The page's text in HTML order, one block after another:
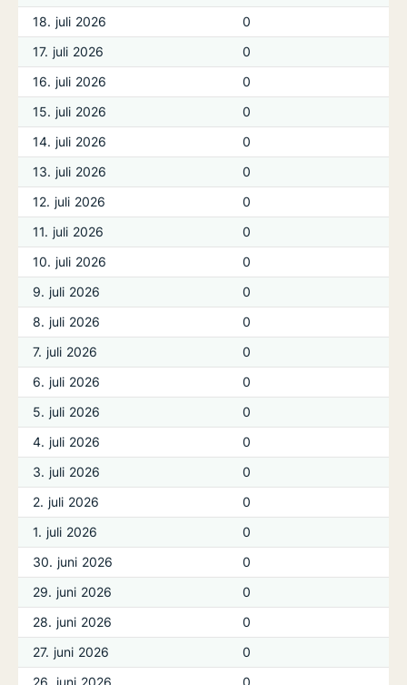
18. juli 2026
0
17. juli 2026
0
16. juli 2026
0
15. juli 2026
0
14. juli 2026
0
13. juli 2026
0
12. juli 2026
0
11. juli 2026
0
10. juli 2026
0
9. juli 2026
0
8. juli 2026
0
7. juli 2026
0
6. juli 2026
0
5. juli 2026
0
4. juli 2026
0
3. juli 2026
0
2. juli 2026
0
1. juli 2026
0
30. juni 2026
0
29. juni 2026
0
28. juni 2026
0
27. juni 2026
0
26. juni 2026
0